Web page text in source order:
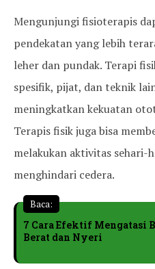
Mengunjungi fisioterapis
pendekatan yang lebih
leher dan pundak. Terapi
spesifik, pijat, dan teknik
meningkatkan kekuatan
Terapis fisik juga bisa
melakukan aktivitas sehari-
menghindari cedera.
Baca:
7 Cara Efektif Mengatasi
Berat dan Nyeri